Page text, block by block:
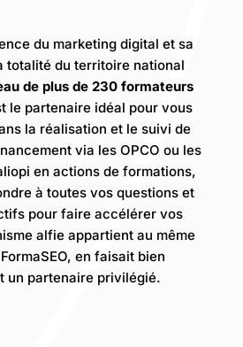
du marketing digital et sa
totalité du territoire national
de plus de 230 formateurs
le partenaire idéal pour vous
la réalisation et le suivi de
via les OPCO ou les
en actions de formations,
à toutes vos questions et
pour faire accélérer vos
alfie appartient au même
en faisait bien
un partenaire privilégié.